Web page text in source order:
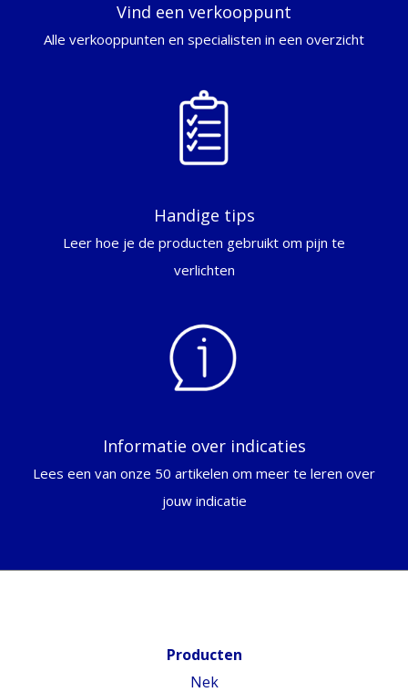
Vind een verkooppunt
Alle verkooppunten en specialisten in een overzicht
Handige tips
Leer hoe je de producten gebruikt om pijn te
verlichten
Informatie over indicaties
Lees een van onze 50 artikelen om meer te leren over
jouw indicatie
Producten
Nek